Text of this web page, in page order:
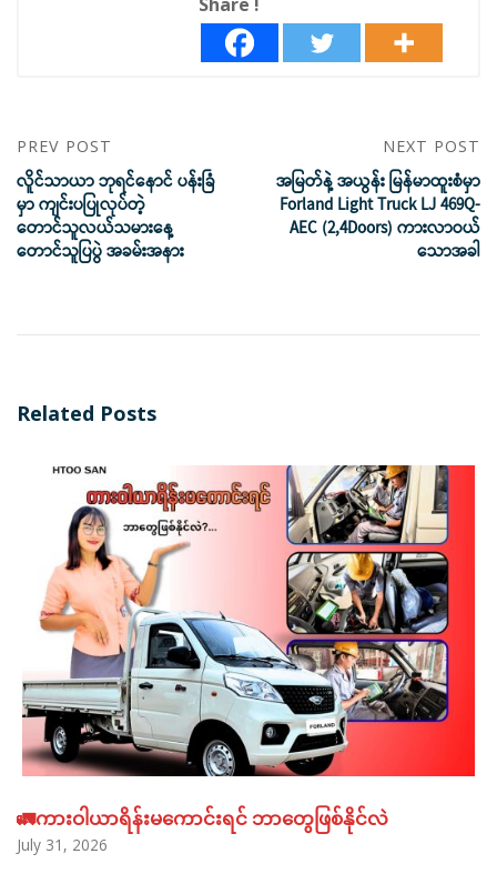
PREV POST
လိူင်သာယာ ဘုရင်နောင် ပန်းခြံ
မှာ ကျင်းပပြုလုပ်တဲ့
တောင်သူလယ်သမားနေ့
တောင်သူပြပွဲ အခမ်းအနား
NEXT POST
အမြတ်နဲ့ အယွန်း မြန်မာထူးစံမှာ
Forland Light Truck LJ 469Q-
AEC (2,4Doors) ကားလာဝယ်
သောအခါ
Related Posts
🚛ကားဝါယာရိန်းမကောင်းရင် ဘာတွေဖြစ်နိုင်လဲ
July 31, 2026